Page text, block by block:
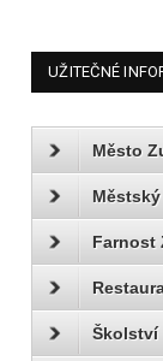
UŽITEČNÉ
Město
Farnost
Školství